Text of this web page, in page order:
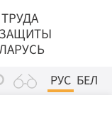
РУС БЕЛ